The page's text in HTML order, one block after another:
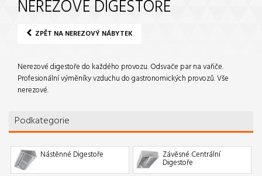
NEREZOVÉ DIGESTOŘE
ZPĚT NA NEREZOVÝ NÁBYTEK
Nerezové digestoře do každého provozu. Odsvače par na vařiče.
Profesionální výměníky vzduchu do gastronomických provozů. Vše
nerezové.
Podkategorie
Nástěnné Digestoře Závěsné Centrální
Digestoře